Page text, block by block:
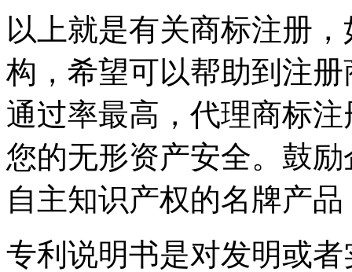
以上就是有关商标注册
构，希望可以帮助到注
通过率最高，代理商标
您的无形资产安全。鼓
自主知识产权的名牌产
专利说明书是对发明或